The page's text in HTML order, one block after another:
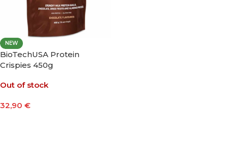
NEW
BioTechUSA Protein
Crispies 450g
Out of stock
32,90 €